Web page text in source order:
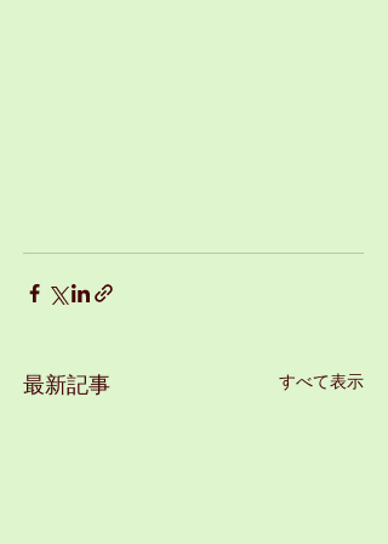
最新記事 すべて表示